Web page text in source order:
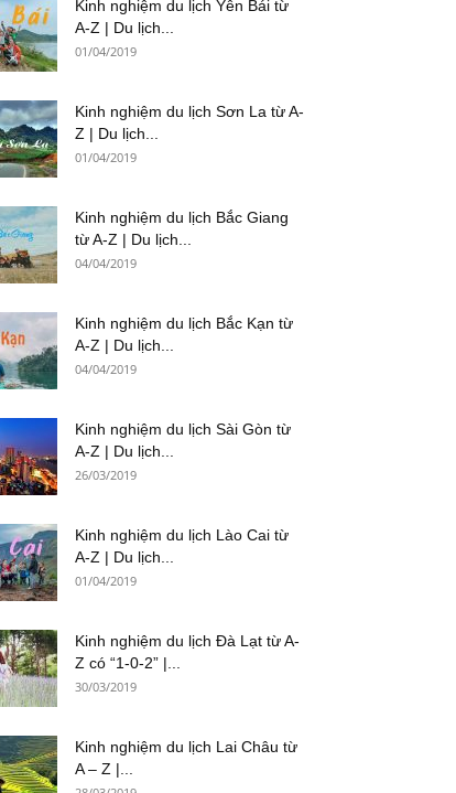
Kinh nghiệm du lịch Yên Bái từ
A-Z | Du lịch...
01/04/2019
Kinh nghiệm du lịch Sơn La từ A-
Z | Du lịch...
01/04/2019
Kinh nghiệm du lịch Bắc Giang
từ A-Z | Du lịch...
04/04/2019
Kinh nghiệm du lịch Bắc Kạn từ
A-Z | Du lịch...
04/04/2019
Kinh nghiệm du lịch Sài Gòn từ
A-Z | Du lịch...
26/03/2019
Kinh nghiệm du lịch Lào Cai từ
A-Z | Du lịch...
01/04/2019
Kinh nghiệm du lịch Đà Lạt từ A-
Z có “1-0-2” |...
30/03/2019
Kinh nghiệm du lịch Lai Châu từ
A – Z |...